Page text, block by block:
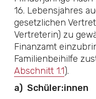
16. Lebensjahres
gesetzlichen
Vertreterin) zu
Finanzamt
Familienbeihilfe
Abschnitt 1.1).
a) Schüler:innen